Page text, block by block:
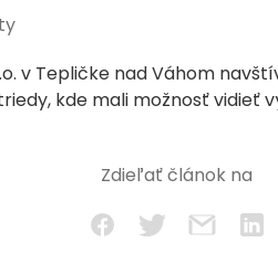
v Tepličke nad Váhom
triedy, kde mali možnosť
Zdieľať článok na